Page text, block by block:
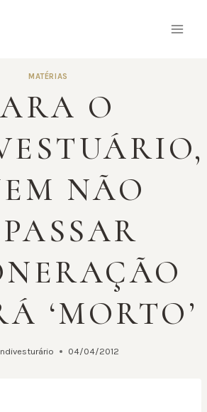
MATÉRIAS
O
NÃO
‘MORTO’
04/04/2012